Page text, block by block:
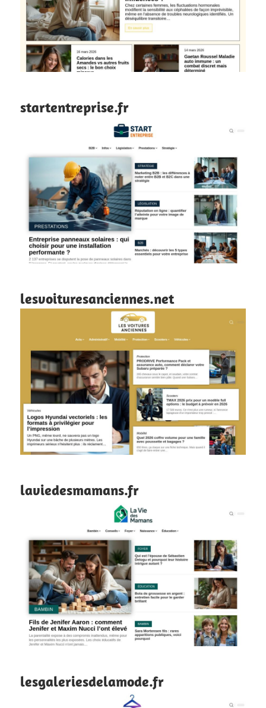
startentreprise.fr
lesvoituresanciennes.net
laviedesmamans.fr
lesgaleriesdelamode.fr